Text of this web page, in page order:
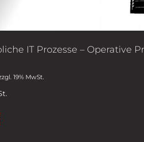
IT Prozesse – Operative
19% MwSt.